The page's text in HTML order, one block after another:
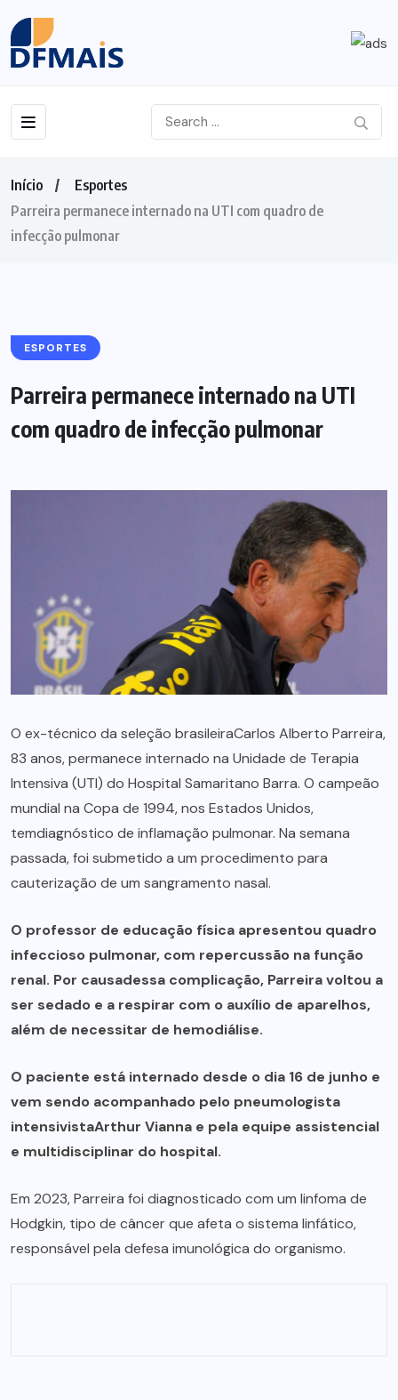
Início
Esportes
Parreira permanece internado na UTI com quadro de
infecção pulmonar
ESPORTES
Parreira permanece internado na UTI
com quadro de infecção pulmonar
O ex-técnico da seleção brasileiraCarlos Alberto Parreira,
83 anos, permanece internado na Unidade de Terapia
Intensiva (UTI) do Hospital Samaritano Barra. O campeão
mundial na Copa de 1994, nos Estados Unidos,
temdiagnóstico de inflamação pulmonar. Na semana
passada, foi submetido a um procedimento para
cauterização de um sangramento nasal.
O professor de educação física apresentou quadro
infeccioso pulmonar, com repercussão na função
renal. Por causadessa complicação, Parreira voltou a
ser sedado e a respirar com o auxílio de aparelhos,
além de necessitar de hemodiálise.
O paciente está internado desde o dia 16 de junho e
vem sendo acompanhado pelo pneumologista
intensivistaArthur Vianna e pela equipe assistencial
e multidisciplinar do hospital.
Em 2023, Parreira foi diagnosticado com um linfoma de
Hodgkin, tipo de câncer que afeta o sistema linfático,
responsável pela defesa imunológica do organismo.